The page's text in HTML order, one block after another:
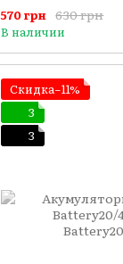
630 грн
570 грн
В наличии
Скидка−11%
3
3